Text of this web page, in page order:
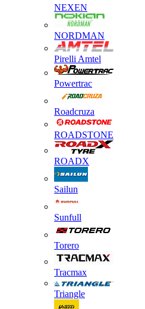
NEXEN
NORDMAN
Pirelli Amtel
Powertrac
Roadcruza
ROADSTONE
ROADX
Sailun
Sunfull
Torero
Tracmax
Triangle